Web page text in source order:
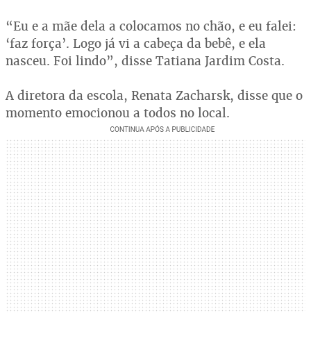
“Eu e a mãe dela a colocamos no chão, e eu falei:
‘faz força’. Logo já vi a cabeça da bebê, e ela
nasceu. Foi lindo”, disse Tatiana Jardim Costa.
A diretora da escola, Renata Zacharsk, disse que o
momento emocionou a todos no local.